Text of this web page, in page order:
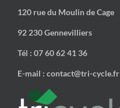
120 rue du Moulin de Cage
92 230 Gennevilliers
Tél : 07 60 62 41 36
E-mail : contact@tri-cycle.fr